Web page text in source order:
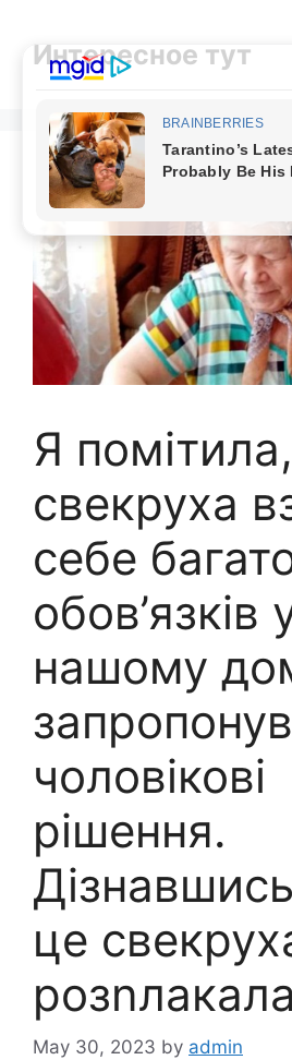
contentИнтересное тут
Я
свекруха
себе
обов’язків
нашому
чоловікові
рішення.
це
May 30, 2023 by admin